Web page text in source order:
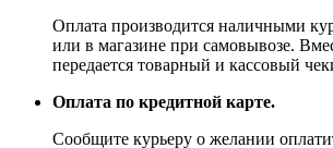
Оплата производится наличными
или в магазине при самовывозе.
передается товарный и кассовый
Оплата по кредитной карте.
Сообщите курьеру о желании